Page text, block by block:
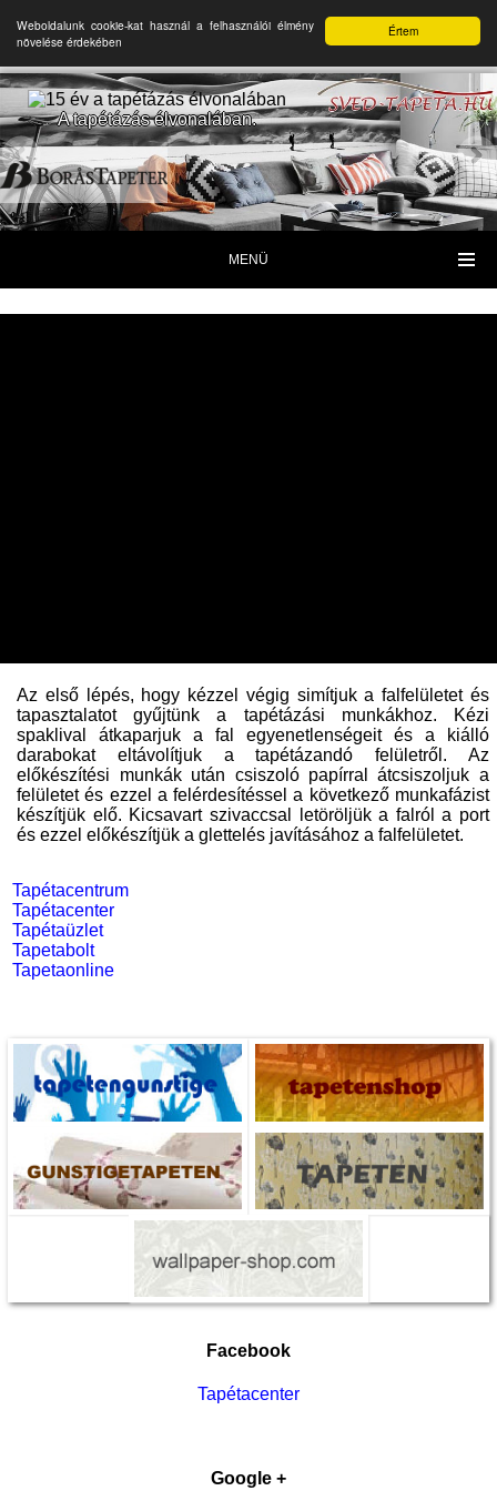
Értem
Weboldalunk cookie-kat használ a felhasználói élmény
növelése érdekében
A tapétázás élvonalában.
MENÜ
Az első lépés, hogy kézzel végig simítjuk a falfelületet és
tapasztalatot gyűjtünk a tapétázási munkákhoz. Kézi
spaklival átkaparjuk a fal egyenetlenségeit és a kiálló
darabokat eltávolítjuk a tapétázandó felületről. Az
előkészítési munkák után csiszoló papírral átcsiszoljuk a
felületet és ezzel a felérdesítéssel a következő munkafázist
készítjük elő. Kicsavart szivaccsal letöröljük a falról a port
és ezzel előkészítjük a glettelés javításához a falfelületet.
Tapétacentrum
Tapétacenter
Tapétaüzlet
Tapetabolt
Tapetaonline
Facebook
Tapétacenter
Google +